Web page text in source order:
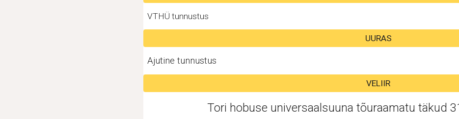
VTHÜ tunnustus
UURAS
Ajutine tunnustus
VELIIR
Tori hobuse universaalsuuna tõuraamatu täkud